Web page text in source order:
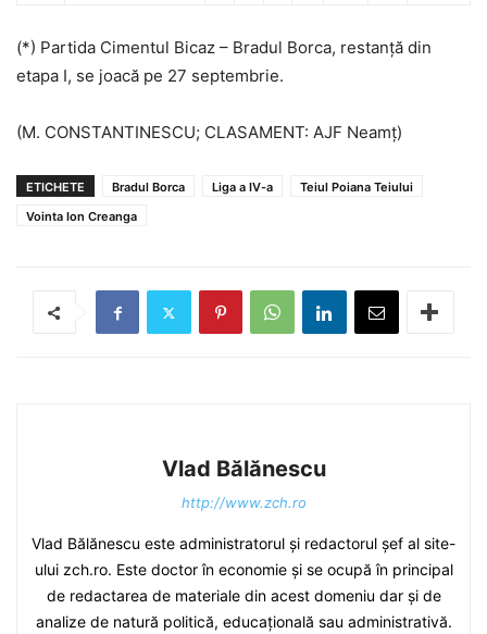
(*) Partida Cimentul Bicaz – Bradul Borca, restanţă din
etapa I, se joacă pe 27 septembrie.
(M. CONSTANTINESCU; CLASAMENT: AJF Neamţ)
ETICHETE Bradul Borca Liga a IV-a
Teiul Poiana Teiului
Vointa Ion Creanga
Vlad Bălănescu
http://www.zch.ro
Vlad Bălănescu este administratorul și redactorul șef al site-
ului zch.ro. Este doctor în economie și se ocupă în principal
de redactarea de materiale din acest domeniu dar și de
analize de natură politică, educațională sau administrativă.